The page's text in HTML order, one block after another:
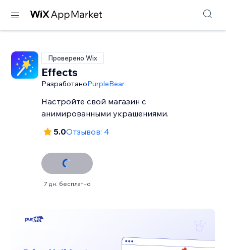
Проверено Wix
Effects
РазработаноPurpleBear
Настройте свой магазин с
анимированными украшениями.
5.0Отзывов: 4
7 дн. бесплатно